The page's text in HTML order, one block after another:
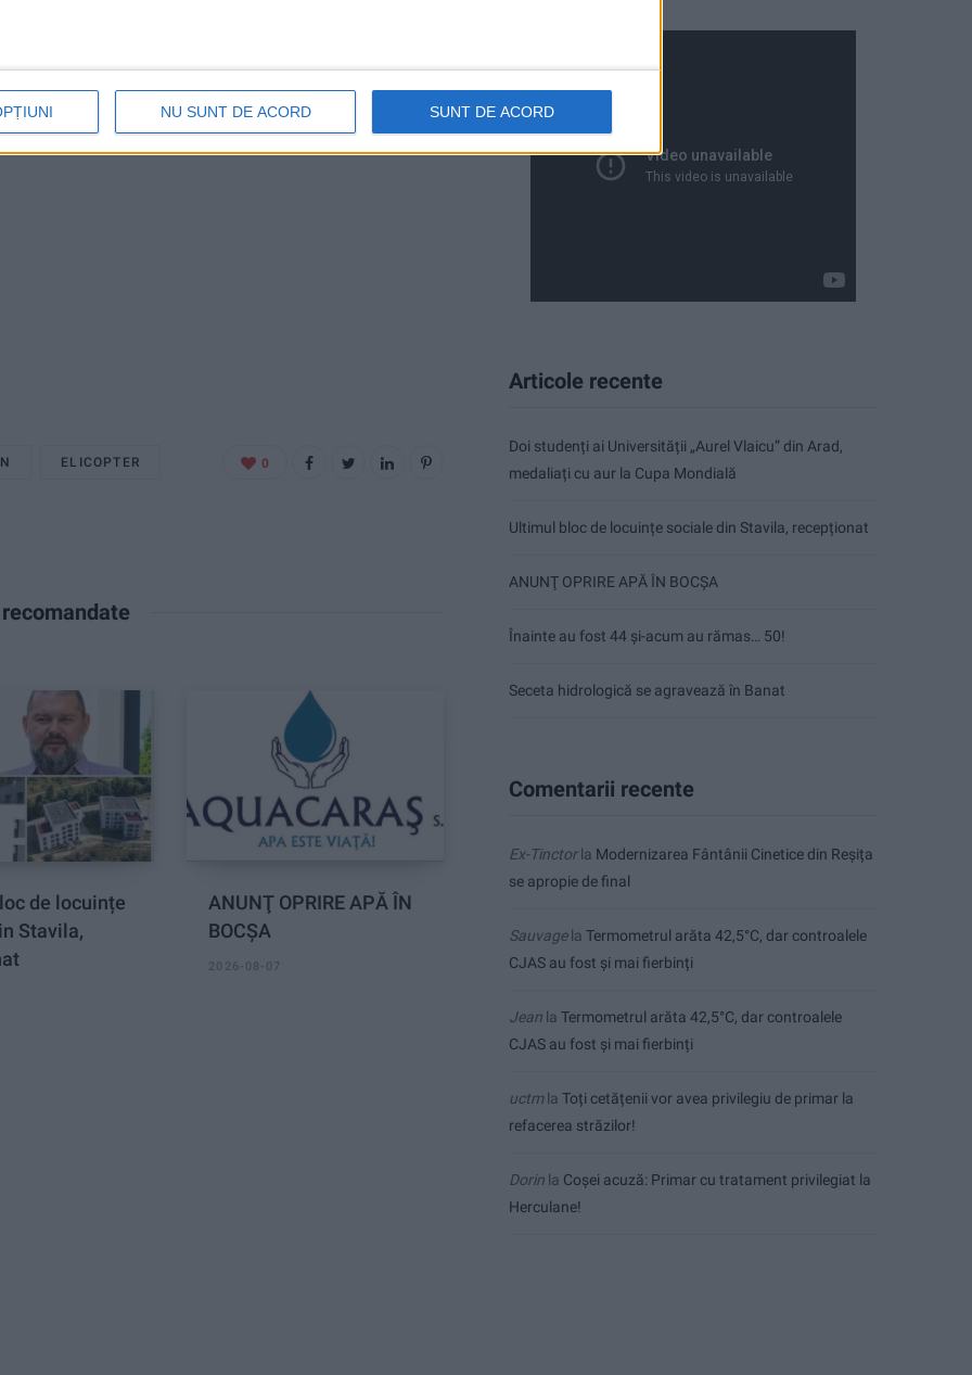
NU SUNT DE ACORD SUNT DE ACORD
ELICOPTER 0
de locuințe
Stavila,
ANUNŢ OPRIRE APĂ ÎN
BOCȘA
2026-08-07
Articole recente
Doi studenți ai Universității „Aurel Vlaicu” din Arad,
medaliați cu aur la Cupa Mondială
Ultimul bloc de locuințe sociale din Stavila, recepționat
ANUNŢ OPRIRE APĂ ÎN BOCȘA
Înainte au fost 44 și-acum au rămas… 50!
Seceta hidrologică se agravează în Banat
Comentarii recente
Ex-Tinctorla Modernizarea Fântânii Cinetice din Reșița
se apropie de final
Sauvagela Termometrul arăta 42,5°C, dar controalele
CJAS au fost și mai fierbinți
Jean la Termometrul arăta 42,5°C, dar controalele
CJAS au fost și mai fierbinți
uctmla Toți cetățenii vor avea privilegiu de primar la
refacerea străzilor!
Dorin la Coșei acuză: Primar cu tratament privilegiat la
Herculane!